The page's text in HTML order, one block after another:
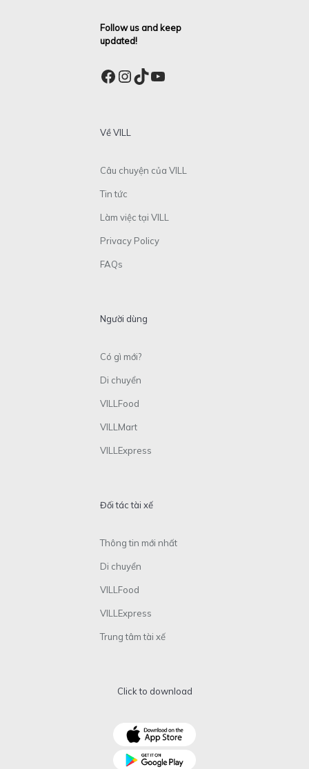
Follow us and keep
updated!
Facebook
Instagram
TikTok
YouTube
Về VILL
Câu chuyện của VILL
Tin tức
Làm việc tại VILL
Privacy Policy
FAQs
Người dùng
Có gì mới?
Di chuyển
VILLFood
VILLMart
VILLExpress
Đối tác tài xế
Thông tin mới nhất
Di chuyển
VILLFood
VILLExpress
Trung tâm tài xế
Click to download